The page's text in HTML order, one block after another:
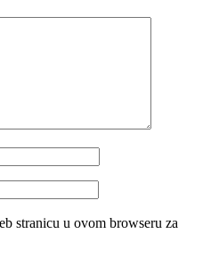
stranicu u ovom browseru za